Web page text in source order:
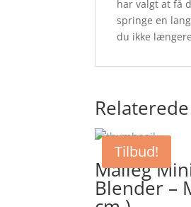
har valgt at få
springe en
du ikke
Tilbud!
Maileg
Blender –